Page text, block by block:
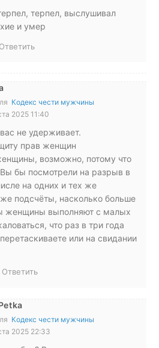
терпел, выслушивал
и умер
Ответить
Кодекс чести мужчины
2025 11:40
не удерживает.
прав женщин
возможно, потому что
бы посмотрели на разрыв в
на одних и тех же
подсчёты, насколько больше
женщины выполняют с малых
что раз в три года
или на свидании
Ответить
Кодекс чести мужчины
2025 22:33